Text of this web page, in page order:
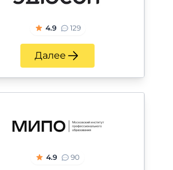
4.9 129
Далее
4.9 90